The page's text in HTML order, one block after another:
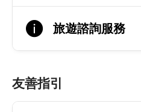
旅遊諮詢服務
友善指引